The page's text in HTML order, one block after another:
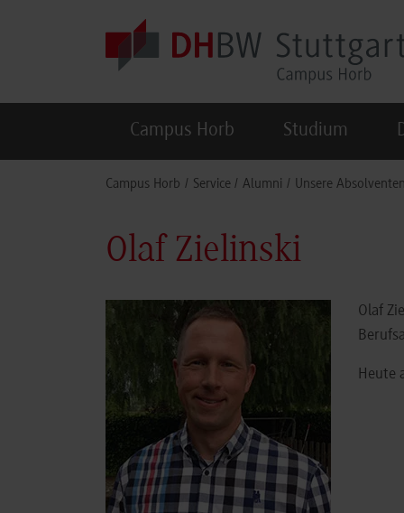
Campus Horb Studium
Campus Horb Service Alumni Unsere
Olaf Zielinski
Olaf
Heute